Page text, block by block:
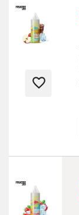
favorite_border